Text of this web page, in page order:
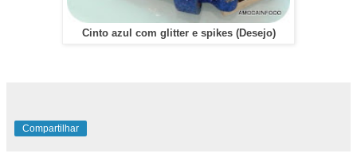
Cinto azul com glitter e spikes (Desejo)
Compartilhar